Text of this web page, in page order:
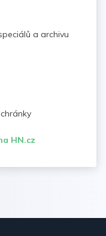
a archivu
HN.cz